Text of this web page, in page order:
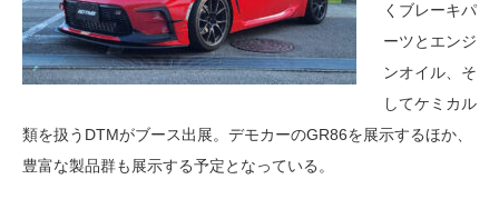
くブレーキパ
ーツとエンジ
ンオイル、そ
してケミカル
類を扱うDTMがブース出展。デモカーのGR86を展示するほか、
豊富な製品群も展示する予定となっている。